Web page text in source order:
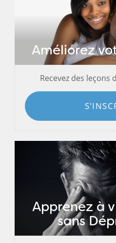
Améliorez
Recevez des leçons
Apprenez à
sans